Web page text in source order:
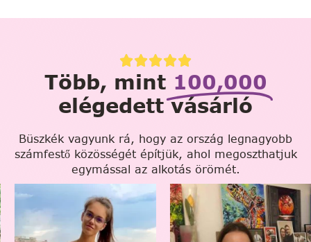
Több, mint 100,000
elégedett vásárló
Büszkék vagyunk rá, hogy az ország legnagyobb
számfestő közösségét építjük, ahol megoszthatjuk
egymással az alkotás örömét.